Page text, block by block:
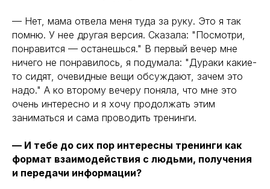
— Нет, мама отвела меня туда за руку. Это я так
помню. У нее другая версия. Сказала: "Посмотри,
понравится — останешься." В первый вечер мне
ничего не понравилось, я подумала: "Дураки какие-
то сидят, очевидные вещи обсуждают, зачем это
надо." А ко второму вечеру поняла, что мне это
очень интересно и я хочу продолжать этим
заниматься и сама проводить тренинги.
— И тебе до сих пор интересны тренинги как
формат взаимодействия с людьми, получения
и передачи информации?